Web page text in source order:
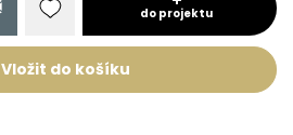
Vložit do košíku
do projektu